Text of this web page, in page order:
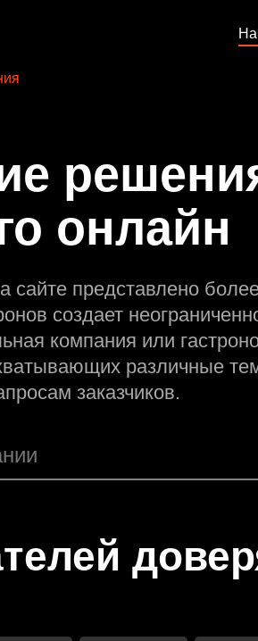
онлайн
представлено
создает
компания или
различные
заказчиков.